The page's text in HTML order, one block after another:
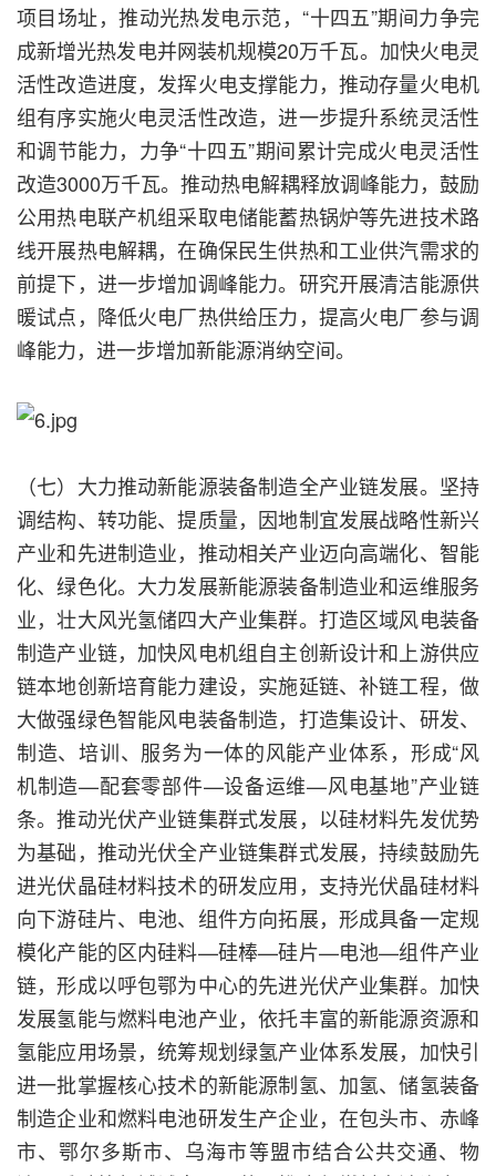
项目场址，推动光热发电示范，“十四五”期间力争完
成新增光热发电并网装机规模20万千瓦。加快火电灵
活性改造进度，发挥火电支撑能力，推动存量火电机
组有序实施火电灵活性改造，进一步提升系统灵活性
和调节能力，力争“十四五”期间累计完成火电灵活性
改造3000万千瓦。推动热电解耦释放调峰能力，鼓励
公用热电联产机组采取电储能蓄热锅炉等先进技术路
线开展热电解耦，在确保民生供热和工业供汽需求的
前提下，进一步增加调峰能力。研究开展清洁能源供
暖试点，降低火电厂热供给压力，提高火电厂参与调
峰能力，进一步增加新能源消纳空间。
（七）大力推动新能源装备制造全产业链发展。坚持
调结构、转功能、提质量，因地制宜发展战略性新兴
产业和先进制造业，推动相关产业迈向高端化、智能
化、绿色化。大力发展新能源装备制造业和运维服务
业，壮大风光氢储四大产业集群。打造区域风电装备
制造产业链，加快风电机组自主创新设计和上游供应
链本地创新培育能力建设，实施延链、补链工程，做
大做强绿色智能风电装备制造，打造集设计、研发、
制造、培训、服务为一体的风能产业体系，形成“风
机制造—配套零部件—设备运维—风电基地”产业链
条。推动光伏产业链集群式发展，以硅材料先发优势
为基础，推动光伏全产业链集群式发展，持续鼓励先
进光伏晶硅材料技术的研发应用，支持光伏晶硅材料
向下游硅片、电池、组件方向拓展，形成具备一定规
模化产能的区内硅料—硅棒—硅片—电池—组件产业
链，形成以呼包鄂为中心的先进光伏产业集群。加快
发展氢能与燃料电池产业，依托丰富的新能源资源和
氢能应用场景，统筹规划绿氢产业体系发展，加快引
进一批掌握核心技术的新能源制氢、加氢、储氢装备
制造企业和燃料电池研发生产企业，在包头市、赤峰
市、鄂尔多斯市、乌海市等盟市结合公共交通、物